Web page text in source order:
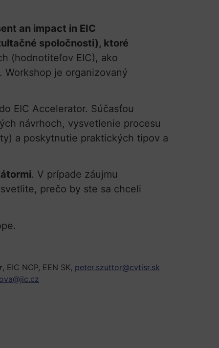
an impact in EIC
spoločnosti), ktoré
(hodnotiteľov EIC), ako
je organizovaný
EIC Accelerator. Súčasťou
návrhoch, vysvetlenie procesu
a poskytnutie praktických tipov a
. V prípade záujmu
prečo by ste sa chceli
, EIC NCP, EEN SK, peter.szuttor@cvtisr.sk